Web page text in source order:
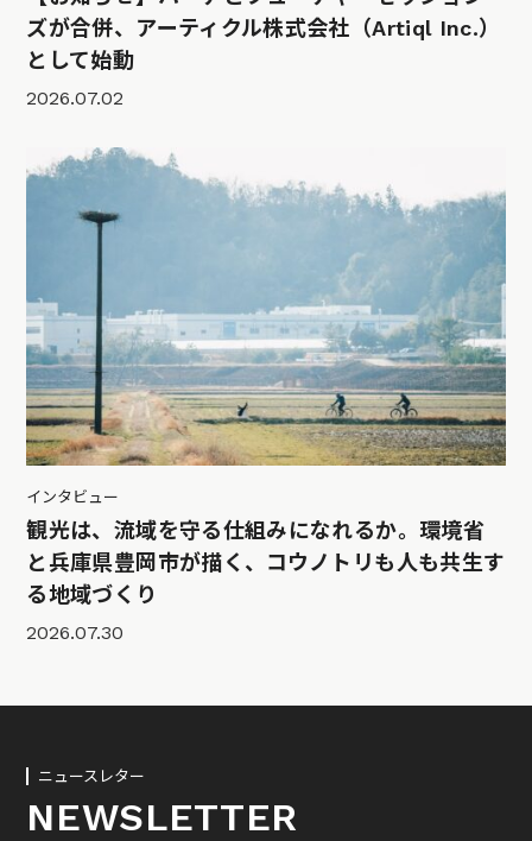
ズが合併、アーティクル株式会社（Artiql Inc.）
として始動
2026.07.02
インタビュー
観光は、流域を守る仕組みになれるか。環境省
と兵庫県豊岡市が描く、コウノトリも人も共生す
る地域づくり
2026.07.30
ニュースレター
NEWSLETTER